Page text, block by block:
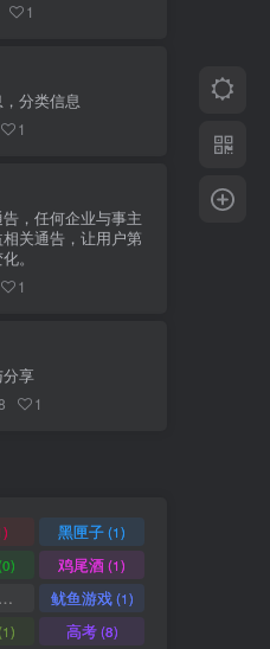
1
分类信息
1
，任何企业与事主
关通告，让用户第
。
1
享
1
黑匣子(1)
鸡尾酒(1)
鲜鹤平和赏 鱿鱼游戏(1)
(1) 高考(8)